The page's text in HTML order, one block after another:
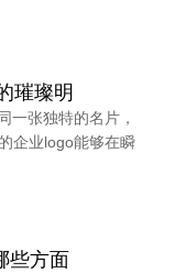
璀璨明
一张独特的名片，
企业logo能够在瞬
些方面